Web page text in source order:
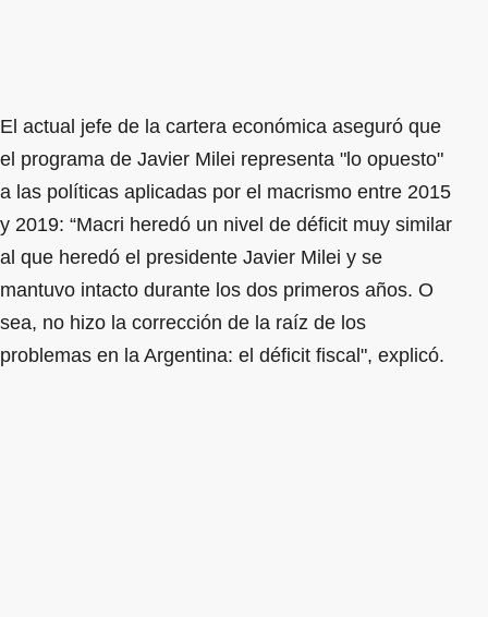
El actual jefe de la cartera económica aseguró que
el programa de Javier Milei representa "lo opuesto"
a las políticas aplicadas por el macrismo entre 2015
y 2019: “Macri heredó un nivel de déficit muy similar
al que heredó el presidente Javier Milei y se
mantuvo intacto durante los dos primeros años. O
sea, no hizo la corrección de la raíz de los
problemas en la Argentina: el déficit fiscal", explicó.